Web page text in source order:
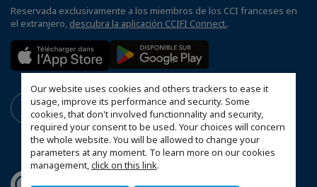
Our website uses cookies and others trackers to ease it
usage, improve its performance and security. Some
cookies, that don't involved functionnality and security,
required your consent to be used. Your choices will concern
the whole website. You will be allowed to change your
parameters at any moment. To learn more on our cookies
management,click on this link.
Reservada exclusivamente a los miembros de los CCI franceses en
el extranjero, descubra la aplicación CCIFI Connect..